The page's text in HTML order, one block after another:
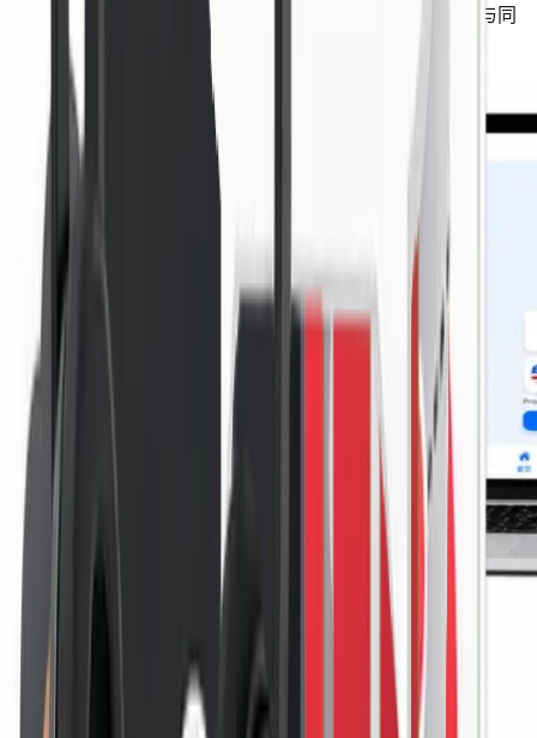
初次使用 VPN？安装客户端后登录账号即可连接；套餐与同
时在线设备数以定价页说明为准。